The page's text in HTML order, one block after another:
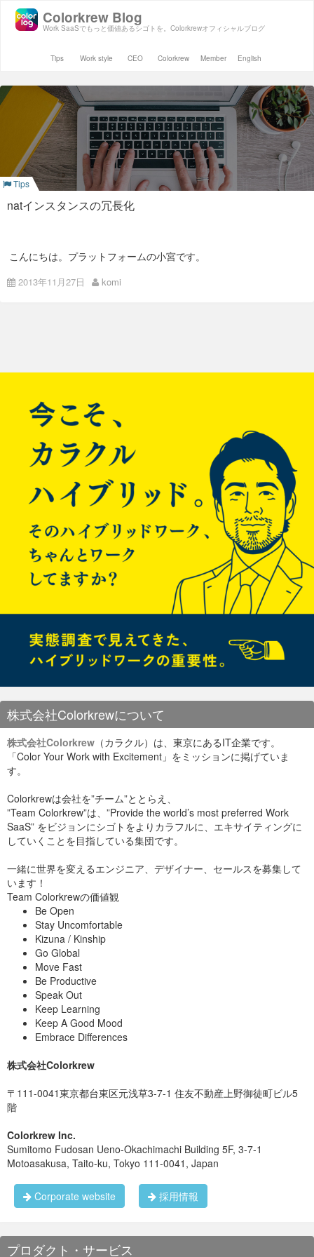
Work SaaSでもっと価値あるシゴトを。Colorkrewオフィシャルブログ
Colorkrew Blog
Tips Work style CEO Colorkrew Member English
Tips
natインスタンスの冗長化
こんにちは。プラットフォームの小宮です。
プライベートセグメントでHAしてるサーバ達がAWSのAPIサー
待機系から監視してaws的にルーティングテーブル挿げ替える
待機系natインスタンスについて、
作成しておかないと作成と起動とルーティングテーブル作る
ところもやらないといけないので切替時間が長くなる。
インスタンス代がかかるけど起動もしたままがいいと思わ
**・とりあえず既存のAmazonLinuxのNATインスタンスの設定
をいじるところから
sudoできるようにしてみる
# id user-op
uid=500(user-op) gid=501(user-op) groups=501(us
er-op),10(wheel)
他のインスタンスから渡ってsudoできるか確認する
あとnatインスタンスにpythonのツール入れておく
メール送信も設定
AmazonLinuxではsendmailが動いてる模様だった。
vi /etc/mail/submit.cf
D{MTAHost}[172.18.10.22]
Djnat01.hoge.com    ※nat02はそう変える
service sendmail stop
chkconfig sendmail off
yum install mailx
echo hoge |mail -s testkomi komiyay@xxxxx
2013年11月27日 komi
ナ
株式会社Colorkrewについて
株式会社Colorkrew （カラクル）は、東京にあるIT企業です。
「Color Your Work with Excitement」をミッションに掲げていま
す。
Colorkrewは会社を”チーム”ととらえ、
”Team Colorkrew”は、”Provide the world’s most preferred Work
SaaS” をビジョンにシゴトをよりカラフルに、エキサイティングに
していくことを目指している集団です。
一緒に世界を変えるエンジニア、デザイナー、セールスを募集して
います！
Team Colorkrewの価値観
Be Open
Stay Uncomfortable
Kizuna / Kinship
Go Global
Move Fast
Be Productive
Speak Out
Keep Learning
Keep A Good Mood
Embrace Differences
株式会社Colorkrew
〒111-0041東京都台東区元浅草3-7-1 住友不動産上野御徒町ビル5
階
Colorkrew Inc.
Sumitomo Fudosan Ueno-Okachimachi Building 5F, 3-7-1
Motoasakusa, Taito-ku, Tokyo 111-0041, Japan
Corporate website 採用情報
プロダクト・サービス